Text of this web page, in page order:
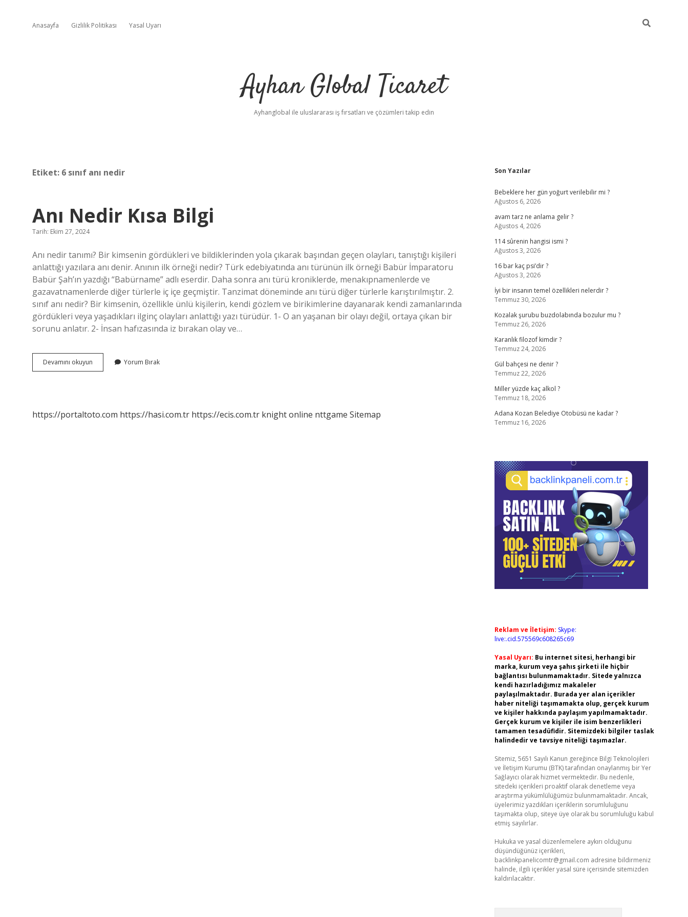
Anasayfa Gizlilik Politikası Yasal Uyarı
Ayhan Global Ticaret
Ayhanglobal ile uluslararası iş fırsatları ve çözümleri takip edin
Etiket: 6 sınıf anı nedir
Anı Nedir Kısa Bilgi
Tarih: Ekim 27, 2024
Anı nedir tanımı? Bir kimsenin gördükleri ve bildiklerinden yola çıkarak başından geçen olayları, tanıştığı kişileri
anlattığı yazılara anı denir. Anının ilk örneği nedir? Türk edebiyatında anı türünün ilk örneği Babür İmparatoru
Babür Şah’ın yazdığı “Babürname” adlı eserdir. Daha sonra anı türü kroniklerde, menakıpnamenlerde ve
gazavatnamenlerde diğer türlerle iç içe geçmiştir. Tanzimat döneminde anı türü diğer türlerle karıştırılmıştır. 2.
sınıf anı nedir? Bir kimsenin, özellikle ünlü kişilerin, kendi gözlem ve birikimlerine dayanarak kendi zamanlarında
gördükleri veya yaşadıkları ilginç olayları anlattığı yazı türüdür. 1- O an yaşanan bir olayı değil, ortaya çıkan bir
sorunu anlatır. 2- İnsan hafızasında iz bırakan olay ve…
Devamını okuyun
Nedir
Yorum Bırak
https://portaltoto.com https://hasi.com.tr https://ecis.com.tr knight online nttgame Sitemap
Sidebar
Son Yazılar
Bebeklere her gün yoğurt verilebilir mi ?
Ağustos 6, 2026
avam tarz ne anlama gelir ?
Ağustos 4, 2026
114 sûrenin hangisi ismi ?
Ağustos 3, 2026
16 bar kaç psi’dir ?
Ağustos 3, 2026
İyi bir insanın temel özellikleri nelerdir ?
Temmuz 30, 2026
Kozalak şurubu buzdolabında bozulur mu ?
Temmuz 26, 2026
Karanlık filozof kimdir ?
Temmuz 24, 2026
Gül bahçesi ne denir ?
Temmuz 22, 2026
Miller yüzde kaç alkol ?
Temmuz 18, 2026
Adana Kozan Belediye Otobüsü ne kadar ?
Temmuz 16, 2026
Reklam ve İletişim: Skype:
live:.cid.575569c608265c69
Yasal Uyarı: Bu internet sitesi, herhangi bir
marka, kurum veya şahıs şirketi ile hiçbir
bağlantısı bulunmamaktadır. Sitede yalnızca
kendi hazırladığımız makaleler
paylaşılmaktadır. Burada yer alan içerikler
haber niteliği taşımamakta olup, gerçek kurum
ve kişiler hakkında paylaşım yapılmamaktadır.
Gerçek kurum ve kişiler ile isim benzerlikleri
tamamen tesadüfidir. Sitemizdeki bilgiler taslak
halindedir ve tavsiye niteliği taşımazlar.
Sitemiz, 5651 Sayılı Kanun gereğince Bilgi Teknolojileri
ve İletişim Kurumu (BTK) tarafından onaylanmış bir Yer
Sağlayıcı olarak hizmet vermektedir. Bu nedenle,
sitedeki içerikleri proaktif olarak denetleme veya
araştırma yükümlülüğümüz bulunmamaktadır. Ancak,
üyelerimiz yazdıkları içeriklerin sorumluluğunu
taşımakta olup, siteye üye olarak bu sorumluluğu kabul
etmiş sayılırlar.
Hukuka ve yasal düzenlemelere aykırı olduğunu
düşündüğünüz içerikleri,
backlinkpanelicomtr@gmail.com adresine bildirmeniz
halinde, ilgili içerikler yasal süre içerisinde sitemizden
kaldırılacaktır.